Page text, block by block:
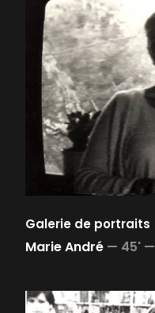
Galerie de portraits
Marie André — 45' —